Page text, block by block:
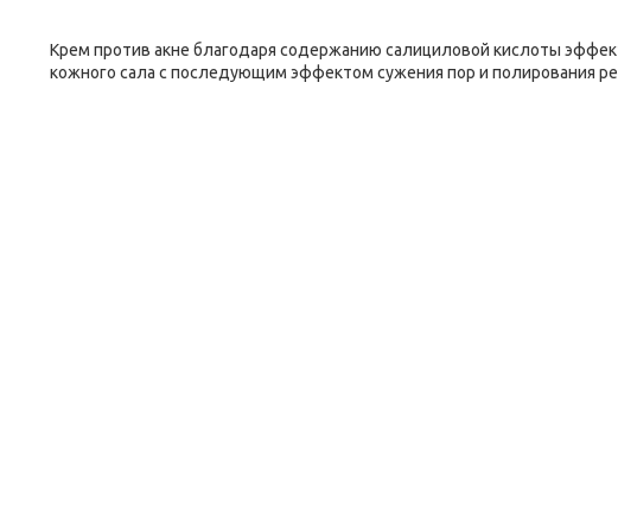
Крем против акне благодаря содержанию салициловой кислоты
кожного сала с последующим эффектом сужения пор и полирования